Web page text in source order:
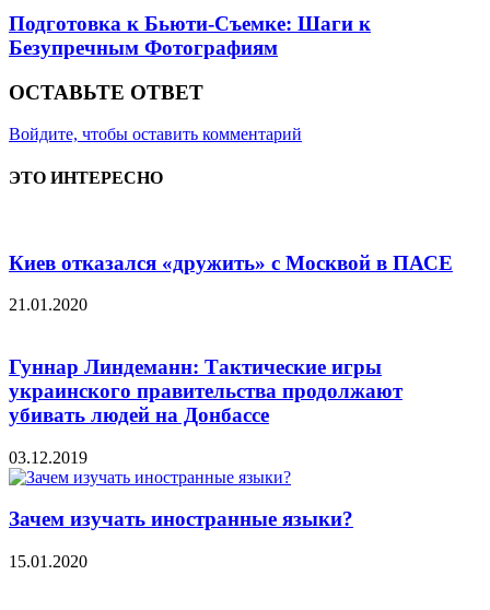
Подготовка к Бьюти-Съемке: Шаги к
Безупречным Фотографиям
ОСТАВЬТЕ ОТВЕТ
Войдите, чтобы оставить комментарий
ЭТО ИНТЕРЕСНО
Киев отказался «дружить» с Москвой в ПАСЕ
21.01.2020
Гуннар Линдеманн: Тактические игры
украинского правительства продолжают
убивать людей на Донбассе
03.12.2019
Зачем изучать иностранные языки?
15.01.2020